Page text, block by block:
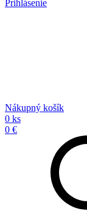
Prihlásenie
Nákupný košík
0 ks
0 €